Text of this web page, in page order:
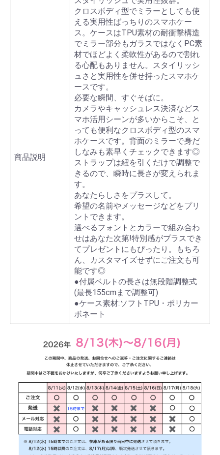
商品説明
クロスボディ型でミラーとしても使
える実用性ばっちりのスマホケー
ス。ケースはTPU素材の耐衝撃構造
でミラー部分もガラスではなくPC素
材でほどよく柔軟性があるので割れ
る心配もありません。スタイリッシ
ュさと実用性を併せ持ったスマホケ
ースです。
必要な瞬間、すぐそばに。
カメラやキャッシュレス決済などス
マホ活用シーンが多いからこそ、と
っても便利なクロスボディ型のスマ
ホケースです。背面のミラーで身だ
しなみも素早くチェックできます◎
ストラップは紐を引くだけで調整で
きるので、瞬時に長さが変えられま
す。
あなたらしさをプラスして。
希望の名前やメッセージなどをプリ
ントできます。
選べるフォントとカラーで組み合わ
せはあなた次第!特別感がプラスでき
てプレゼントにもぴったり。もちろ
ん、カスタマイズせずにご注文も可
能です◎
●付属ベルトの長さは無段階調整式
(最長155cmまで調整可)
●ケース素材:ソフトTPU・ポリカー
ボネート